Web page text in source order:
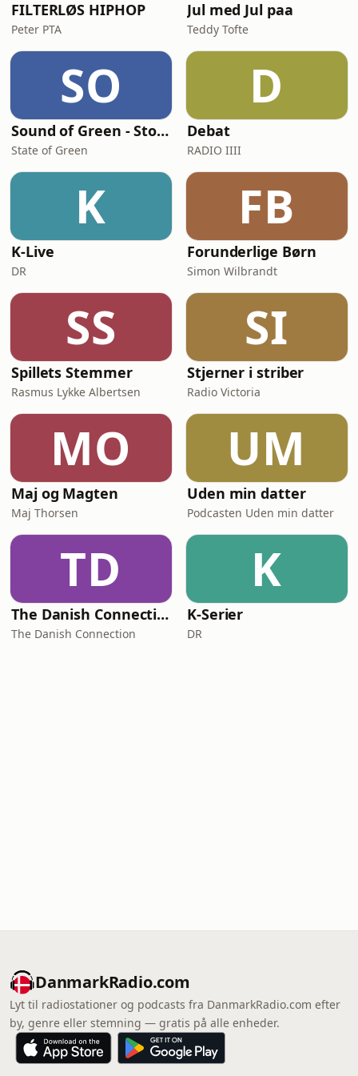
FILTERLØS HIPHOP
Peter PTA
Jul med Jul paa
Teddy Tofte
SO
Sound of Green - Stories from Denmark's green transition
State of Green
D
Debat
RADIO IIII
K
K-Live
DR
FB
Forunderlige Børn
Simon Wilbrandt
SS
Spillets Stemmer
Rasmus Lykke Albertsen
SI
Stjerner i striber
Radio Victoria
MO
Maj og Magten
Maj Thorsen
UM
Uden min datter
Podcasten Uden min datter
TD
The Danish Connection
The Danish Connection
K
K-Serier
DR
DanmarkRadio.com
Lyt til radiostationer og podcasts fra DanmarkRadio.com efter
by, genre eller stemning — gratis på alle enheder.